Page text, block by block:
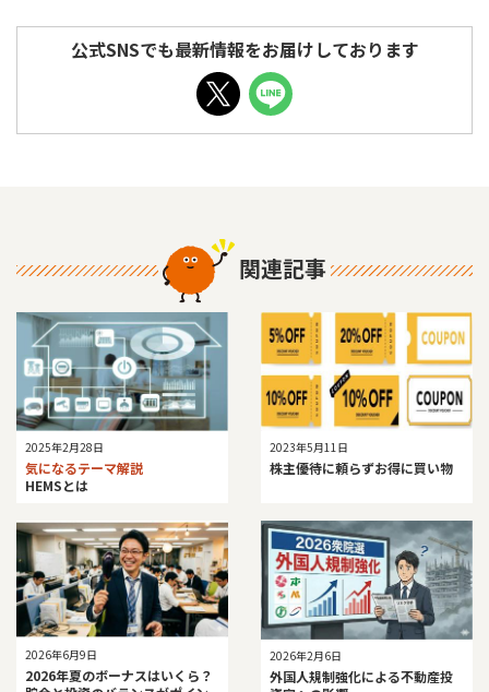
公式SNSでも最新情報をお届けしております
関連記事
2025年2月28日
気になるテーマ解説
HEMSとは
2023年5月11日
株主優待に頼らずお得に買い物
2026年6月9日
2026年夏のボーナスはいくら？
2026年2月6日
外国人規制強化による不動産投